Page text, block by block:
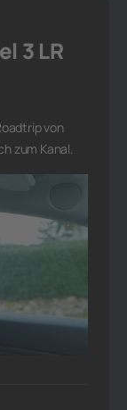
3 LR
von
zum Kanal.